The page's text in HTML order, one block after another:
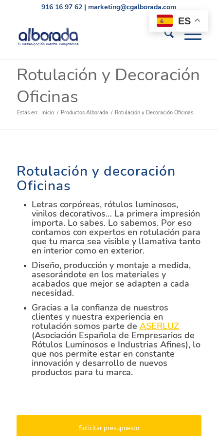
916 16 97 62 | marketing@cgalborada.com
Rotulación y Decoración
Oficinas
Estás en: Inicio / Productos Alborada / Rotulación y Decoración Oficinas
Rotulación y decoración
Oficinas
Letras corpóreas, rótulos luminosos,
vinilos decorativos… La primera impresión
importa. Lo sabes. Lo sabemos. Por eso
contamos con expertos en rotulación para
que tu marca sea visible y llamativa tanto
en interior como en exterior.
Diseño, producción y montaje a medida,
asesorándote en los materiales y
acabados que mejor se adapten a cada
necesidad.
Gracias a la confianza de nuestros
clientes y nuestra experiencia en
rotulación somos parte de ASERLUZ
(Asociación Española de Empresarios de
Rótulos Luminosos e Industrias Afines), lo
que nos permite estar en constante
innovación y desarrollo de nuevos
productos para tu marca.
Solicitar presupuesto
ES